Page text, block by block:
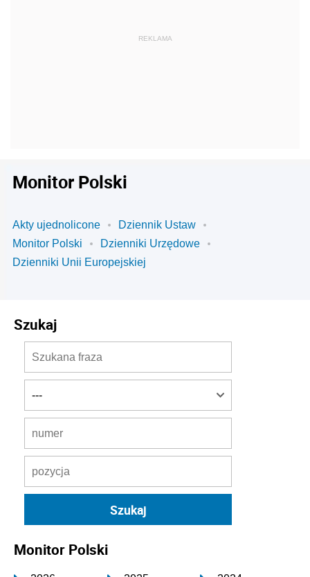
Monitor Polski
Akty ujednolicone
Dziennik Ustaw
Monitor Polski
Dzienniki Urzędowe
Dzienniki Unii Europejskiej
Szukaj
Monitor Polski